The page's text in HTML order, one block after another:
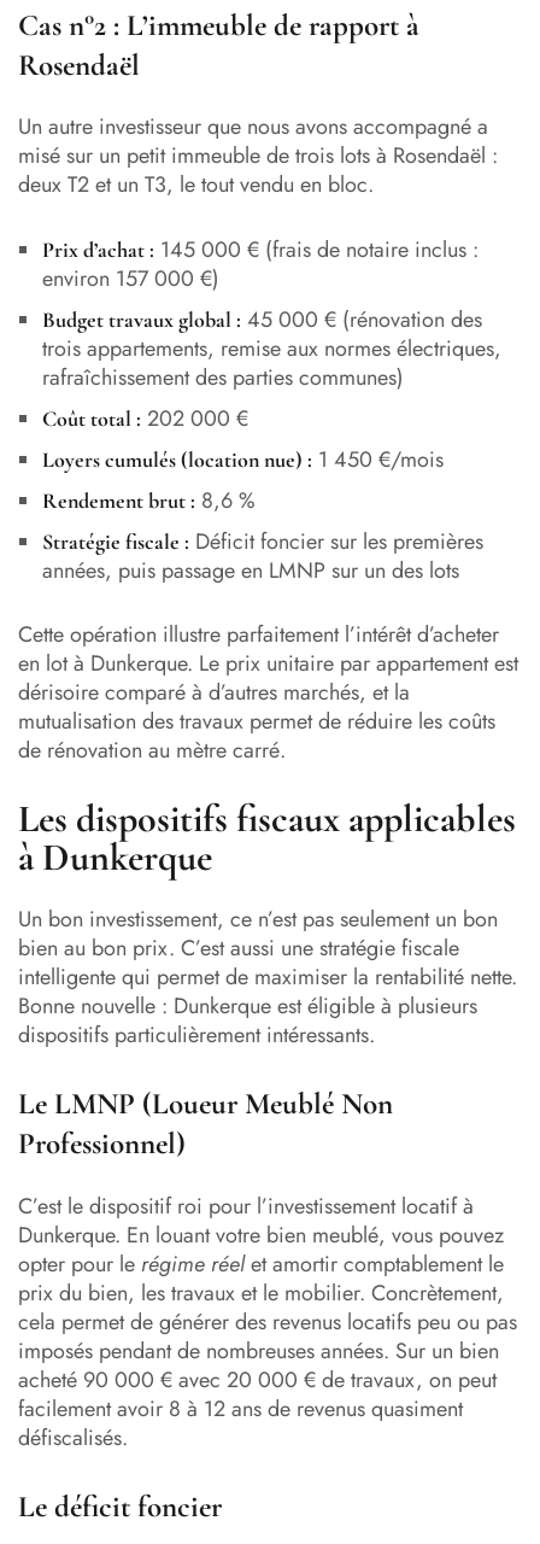
Cas n°2 : L’immeuble de rapport à
Rosendaël
Un autre investisseur que nous avons accompagné a
misé sur un petit immeuble de trois lots à Rosendaël :
deux T2 et un T3, le tout vendu en bloc.
Prix d’achat : 145 000 € (frais de notaire inclus :
environ 157 000 €)
Budget travaux global : 45 000 € (rénovation des
trois appartements, remise aux normes électriques,
rafraîchissement des parties communes)
Coût total : 202 000 €
Loyers cumulés (location nue) : 1 450 €/mois
Rendement brut : 8,6 %
Stratégie fiscale : Déficit foncier sur les premières
années, puis passage en LMNP sur un des lots
Cette opération illustre parfaitement l’intérêt d’acheter
en lot à Dunkerque. Le prix unitaire par appartement est
dérisoire comparé à d’autres marchés, et la
mutualisation des travaux permet de réduire les coûts
de rénovation au mètre carré.
Les dispositifs fiscaux applicables
à Dunkerque
Un bon investissement, ce n’est pas seulement un bon
bien au bon prix. C’est aussi une stratégie fiscale
intelligente qui permet de maximiser la rentabilité nette.
Bonne nouvelle : Dunkerque est éligible à plusieurs
dispositifs particulièrement intéressants.
Le LMNP (Loueur Meublé Non
Professionnel)
C’est le dispositif roi pour l’investissement locatif à
Dunkerque. En louant votre bien meublé, vous pouvez
opter pour le régime réelet amortir comptablement le
prix du bien, les travaux et le mobilier. Concrètement,
cela permet de générer des revenus locatifs peu ou pas
imposés pendant de nombreuses années. Sur un bien
acheté 90 000 € avec 20 000 € de travaux, on peut
facilement avoir 8 à 12 ans de revenus quasiment
défiscalisés.
Le déficit foncier